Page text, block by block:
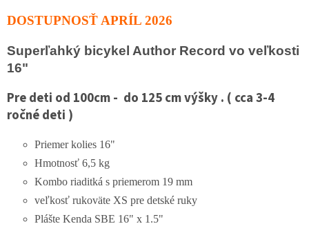
DOSTUPNOSŤ APRÍL 2026
Superľahký bicykel Author Record vo veľkosti
16"
Pre deti od 100cm - do 125 cm výšky . ( cca 3-4
ročné deti )
Priemer kolies 16"
Hmotnosť 6,5 kg
Kombo riaditká s priemerom 19 mm
veľkosť rukoväte XS pre detské ruky
Plášte Kenda SBE 16" x 1.5"